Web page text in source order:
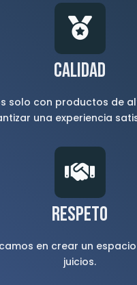
Calidad
solo con productos de
una experiencia
Respeto
en crear un
juicios.